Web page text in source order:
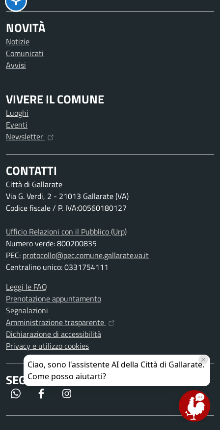
NOVITÀ
Notizie
Comunicati
Avvisi
VIVERE IL COMUNE
Luoghi
Eventi
Newsletter
CONTATTI
Città di Gallarate
Via G. Verdi, 2 - 21013 Gallarate (VA)
Codice fiscale / P. IVA:00560180127
Ufficio Relazioni con il Pubblico (Urp)
Numero verde: 800200835
PEC: protocollo@pec.comune.gallarate.va.it
Centralino unico: 0331754111
Leggi le FAQ
Prenotazione appuntamento
Segnalazioni
Amministrazione trasparente
Dichiarazione di accessibilità
Privacy e utilizzo cookies
SEGUICI SU
WhatsApp Facebook